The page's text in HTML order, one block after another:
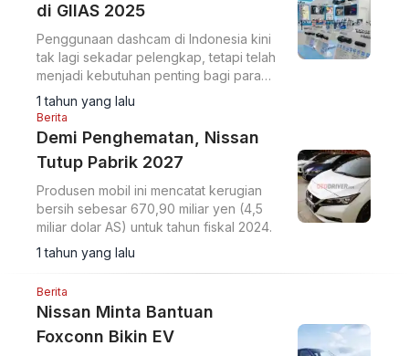
di GIIAS 2025
Penggunaan dashcam di Indonesia kini
tak lagi sekadar pelengkap, tetapi telah
menjadi kebutuhan penting bagi para
pemilik mobil.
1 tahun yang lalu
Berita
Demi Penghematan, Nissan
Tutup Pabrik 2027
Produsen mobil ini mencatat kerugian
bersih sebesar 670,90 miliar yen (4,5
miliar dolar AS) untuk tahun fiskal 2024.
1 tahun yang lalu
Berita
Nissan Minta Bantuan
Foxconn Bikin EV